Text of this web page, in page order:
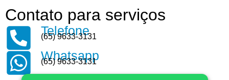
Contato para serviços
Telefone
(65) 9633-3131
Whatsapp
(65) 9633-3131